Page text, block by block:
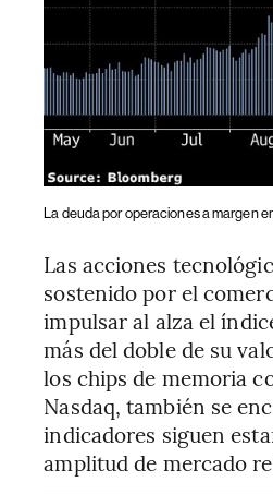
La deuda por operaciones a margen
Las acciones
sostenido por el
impulsar al alza el
más del doble de su
los chips de memoria
Nasdaq, también se
indicadores siguen
amplitud de mercado